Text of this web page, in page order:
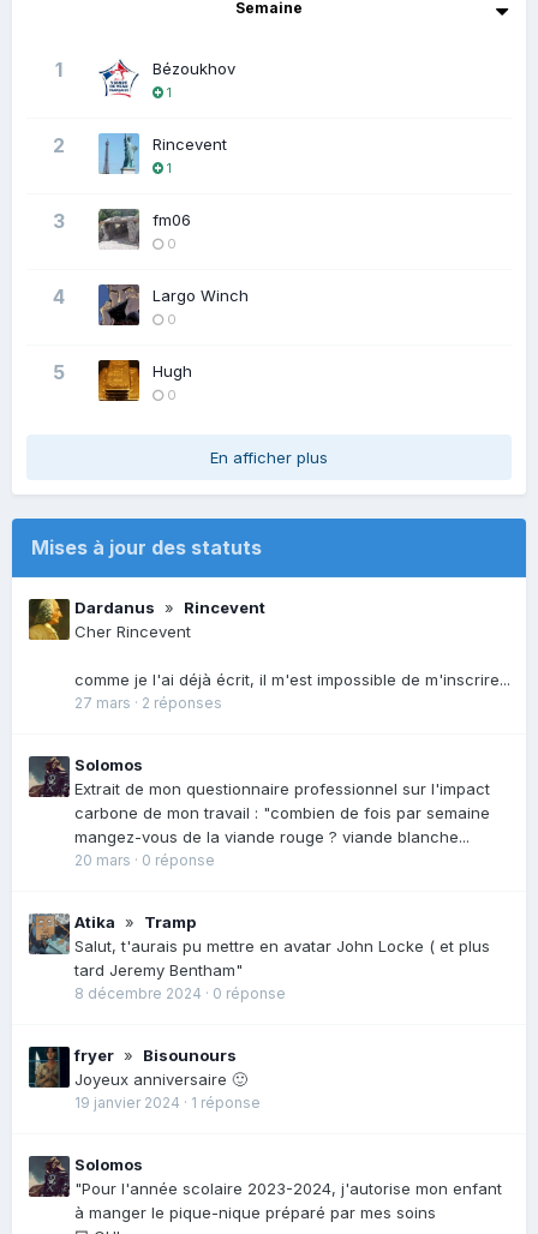
Semaine
1 Bézoukhov
1
2 Rincevent
1
3 fm06
0
4 Largo Winch
0
5 Hugh
0
En afficher plus
Mises à jour des statuts
Dardanus » Rincevent
Cher Rincevent
comme je l'ai déjà écrit, il m'est impossible de m'inscrire...
27 mars · 2 réponses
Solomos
Extrait de mon questionnaire professionnel sur l'impact
carbone de mon travail : "combien de fois par semaine
mangez-vous de la viande rouge ? viande blanche...
20 mars · 0 réponse
Atika » Tramp
Salut, t'aurais pu mettre en avatar John Locke ( et plus
tard Jeremy Bentham"
8 décembre 2024 · 0 réponse
fryer » Bisounours
Joyeux anniversaire 🙂
19 janvier 2024 · 1 réponse
Solomos
"Pour l'année scolaire 2023-2024, j'autorise mon enfant
à manger le pique-nique préparé par mes soins